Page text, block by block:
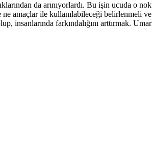
da arınıyorlardı. Bu işin ucuda
amaçlar ile kullanılabileceği belirlenmeli
farkındalığını arttırmak.